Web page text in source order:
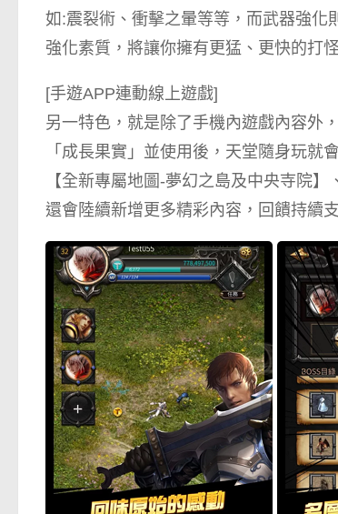
如:震裂術、衝擊之暈等等，而武器強化
強化素質，將讓你擁有更猛、更快的打
[手遊APP連動線上遊戲]
另一特色，就是除了手機內遊戲內容外
「成長果實」並使用後，天堂隨身玩
【全新專屬地圖-夢幻之島及中央寺院
還會陸續新增更多精彩內容，回饋持續